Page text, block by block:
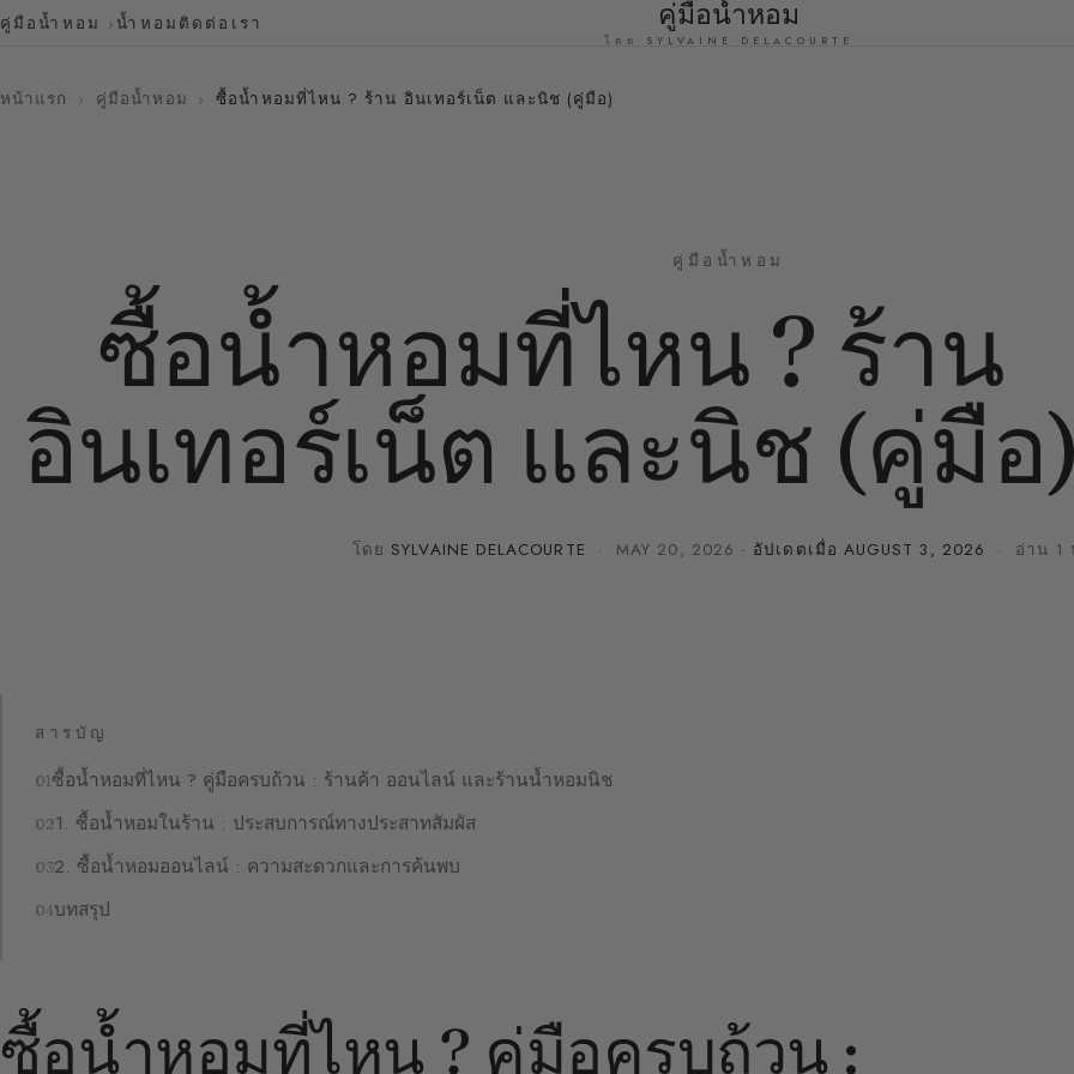
คู่มือน้ำหอม น้ำหอม ติดต่อเรา คู่มือน้ำหอม
โดย SYLVAINE DELACOURTE
หน้าแรก › คู่มือน้ำหอม › ซื้อน้ำหอมที่ไหน ? ร้าน อินเทอร์เน็ต และนิช (คู่มือ)
คู่มือน้ำหอม
ซื้อน้ำหอมที่ไหน ? ร้าน
อินเทอร์เน็ต และนิช (คู่มือ
โดย SYLVAINE DELACOURTE ·MAY 20, 2026 · อัปเดตเมื่อ AUGUST 3, 2026 · อ่าน 1
สารบัญ
ซื้อน้ำหอมที่ไหน ? คู่มือครบถ้วน : ร้านค้า ออนไลน์ และร้านน้ำหอมนิช
1. ซื้อน้ำหอมในร้าน : ประสบการณ์ทางประสาทสัมผัส
2. ซื้อน้ำหอมออนไลน์ : ความสะดวกและการค้นพบ
บทสรุป
ซื้อน้ำหอมที่ไหน ? คู่มือครบถ้วน :